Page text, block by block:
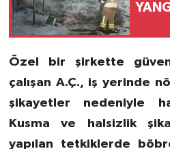
Özel bir şirkette
çalışan A.Ç., iş yerinde
şikayetler nedeniyle
Kusma ve halsizlik
yapılan tetkiklerde